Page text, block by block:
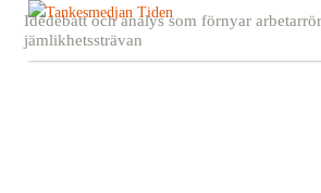
Idédebatt och analys som förnyar
jämlikhetssträvan